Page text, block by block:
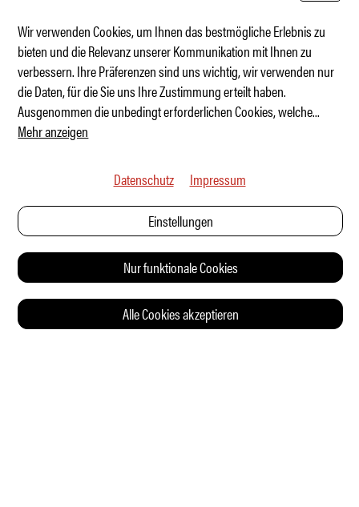
Elektro-Buggy mit Retro-Seele
Wir verwenden Cookies, um Ihnen das bestmögliche Erlebnis zu
bieten und die Relevanz unserer Kommunikation mit Ihnen zu
verbessern. Ihre Präferenzen sind uns wichtig, wir verwenden nur
die Daten, für die Sie uns Ihre Zustimmung erteilt haben.
Ausgenommen die unbedingt erforderlichen Cookies, welche...
Mehr anzeigen
Datenschutz Impressum
Einstellungen
Nur funktionale Cookies
Alle Cookies akzeptieren